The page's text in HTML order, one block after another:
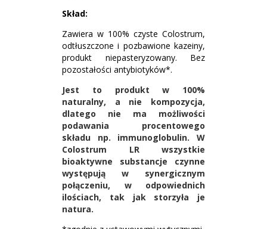
Skład:
Zawiera w 100% czyste Colostrum,
odtłuszczone i pozbawione kazeiny,
produkt niepasteryzowany. Bez
pozostałości antybiotyków*.
Jest to produkt w 100%
naturalny, a nie kompozycja,
dlatego nie ma możliwości
podawania procentowego
składu np. immunoglobulin. W
Colostrum LR wszystkie
bioaktywne substancje czynne
występują w synergicznym
połączeniu, w odpowiednich
ilościach, tak jak storzyła je
natura.